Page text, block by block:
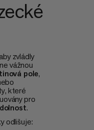
zvládly
vážnou
pole,
které
pro
.
odlišuje: